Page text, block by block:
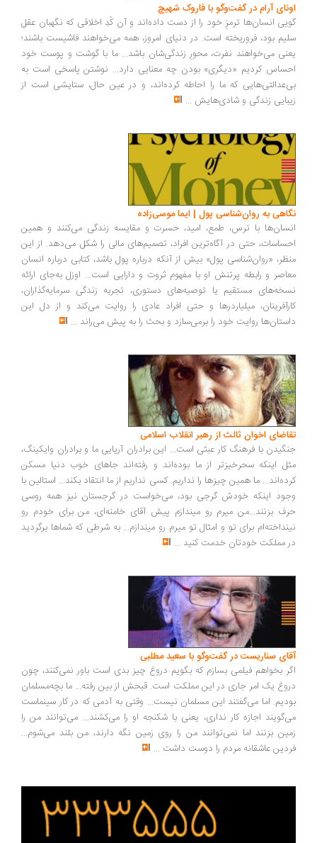
آرام در گفت‌وگو با فاروک شهیچ‭
انسان‌ها ترمزِ خود را از دست داده‌اند و آن کُدِ اخلاقی که نگهبان عقل
بود، فروریخته است. در دنیای امروز، همه می‌خواهند فاشیست باشند؛
می‌خواهند نفرت، محورِ زندگی‌شان باشد... ما با گوشت و پوست خود
کردیم «دیگری» بودن چه معنایی دارد... نوشتن پاسخی است به
که ما را احاطه کرده‌اند، و در عین حال، ستایشی است از
زندگی و شادی‌هایش...
به روان‌شناسی پول | ایما موسی‌زاده
با ترس، طمع، امید، حسرت و مقایسه زندگی می‌کنند و همین
حتی در آگاه‌ترین افراد، تصمیم‌های مالی را شکل می‌دهد. از این
«روان‌شناسی پول» بیش از آنکه درباره پول باشد، کتابی درباره انسان
و رابطه پرتنش او با مفهوم ثروت و دارایی است... اوزل به‌جای ارائه
مستقیم یا توصیه‌های دستوری، تجربه زندگی سرمایه‌گذاران،
میلیاردرها و حتی افراد عادی را روایت می‌کند و از دل این
روایت خود را برمی‌سازد و بحث را به پیش می‌راند...
اخوان ثالث از رهبر انقلاب اسلامی
با فرهنگ کار عبثی است... این برادران آریایی ما و برادران وایکینگ،
اینکه سحرخیزتر از ما بوده‌اند و رفته‌اند جاهای خوب دنیا مسکن
ما همین چیزها را نداریم. کسی نداریم از ما انتقاد بکند... استالین با
اینکه خودش گرجی بود، می‌خواست در گرجستان نیز همه روسی
بزنند...من میرم رو میندازم پیش آقای خامنه‌ای، من برای خودم رو
برای تو و امثال تو میرم رو میندازم... به شرطی که شماها برگردید
مملکت خودتان خدمت کنید...
سناریست در گفت‌وگو با سعید مطلبی
بخواهم فیلمی بسازم که بگویم دروغ چیز بدی است باور نمی‌کنند، چون
یک امر جاری در این مملکت است. قبحش از بین رفته... ما بچه‌مسلمان
اما می‌گفتند این مسلمان نیست... وقتی به آدمی که در کار سینماست
اجازه کار نداری، یعنی با شکنجه او را می‌کشند... می‌توانند من را
بزنند اما نمی‌توانند من را روی زمین نگه دارند، من بلند می‌شوم...
عاشقانه مردم را دوست داشت ...